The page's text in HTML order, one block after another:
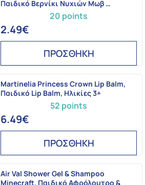
20 points
Παιδικό Βερνίκι Νυχιών Μωβ …
2.49€
ΠΡΟΣΘΗΚΗ
52 points
Martinelia Princess Crown Lip Balm,
Παιδικό Lip Balm, Ηλικίες 3+
6.49€
ΠΡΟΣΘΗΚΗ
Air Val Shower Gel & Shampoo
Minecraft, Παιδικό Αφρόλουτρο &